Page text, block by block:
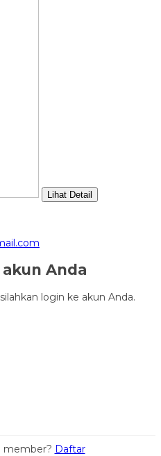
Lihat Detail
Anda
login ke akun Anda.
member? Daftar